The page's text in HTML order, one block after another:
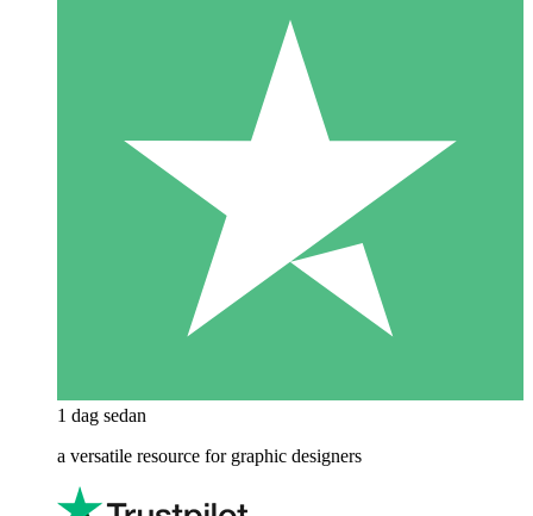
1 dag sedan
a versatile resource for graphic designers